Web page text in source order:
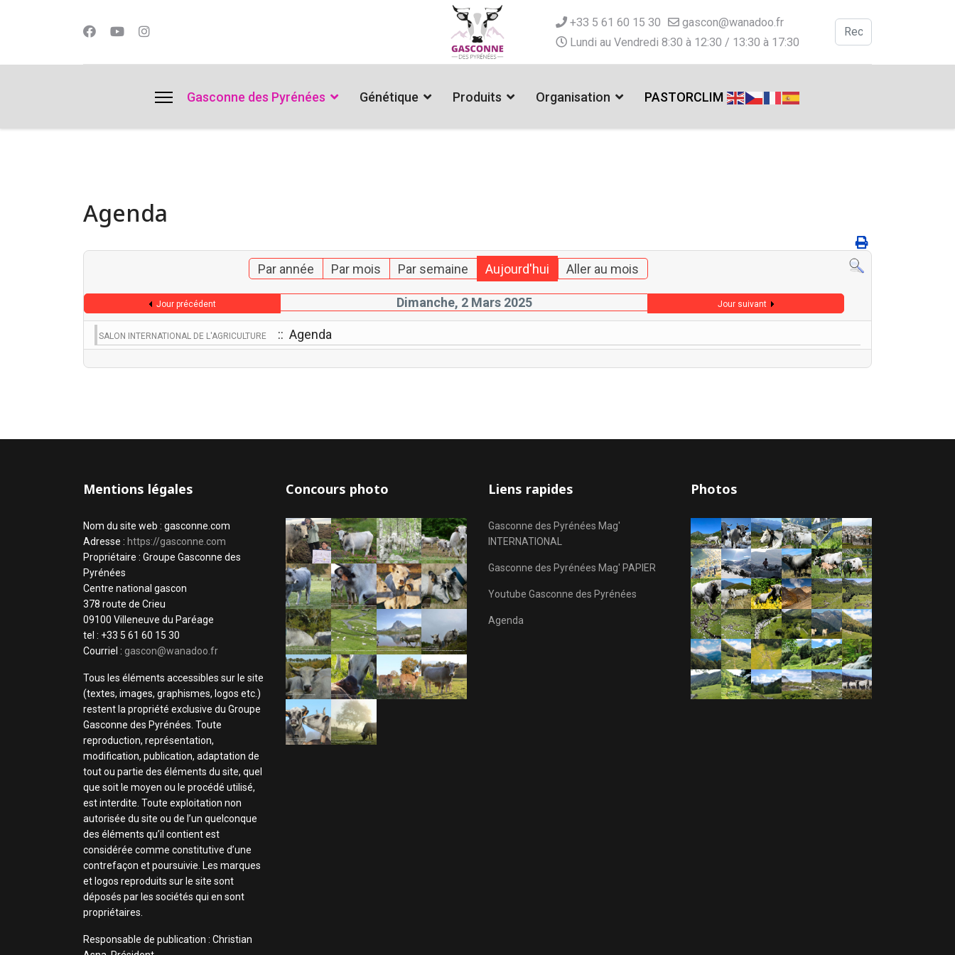
+33 5 61 60 15 30
gascon@wanadoo.fr
Lundi au Vendredi 8:30 à 12:30 / 13:30 à 17:30
Valider
Gasconne des Pyrénées Génétique Produits Organisation PASTORCLIM
Agenda
Par année Par mois Par semaine Aujourd'hui Aller au mois
Jour précédent Dimanche, 2 Mars 2025 Jour suivant
SALON INTERNATIONAL DE L'AGRICULTURE :: Agenda
Mentions légales
Nom du site web : gasconne.com
Adresse : https://gasconne.com
Propriétaire : Groupe Gasconne des
Pyrénées
Centre national gascon
378 route de Crieu
09100 Villeneuve du Paréage
tel : +33 5 61 60 15 30
Courriel : gascon@wanadoo.fr
Tous les éléments accessibles sur le site
(textes, images, graphismes, logos etc.)
restent la propriété exclusive du Groupe
Gasconne des Pyrénées. Toute
reproduction, représentation,
modification, publication, adaptation de
tout ou partie des éléments du site, quel
que soit le moyen ou le procédé utilisé,
est interdite. Toute exploitation non
autorisée du site ou de l’un quelconque
des éléments qu’il contient est
considérée comme constitutive d’une
contrefaçon et poursuivie. Les marques
et logos reproduits sur le site sont
déposés par les sociétés qui en sont
propriétaires.
Responsable de publication : Christian
Concours photo Liens rapides
Gasconne des Pyrénées Mag'
INTERNATIONAL
Gasconne des Pyrénées Mag' PAPIER
Youtube Gasconne des Pyrénées
Agenda
Photos